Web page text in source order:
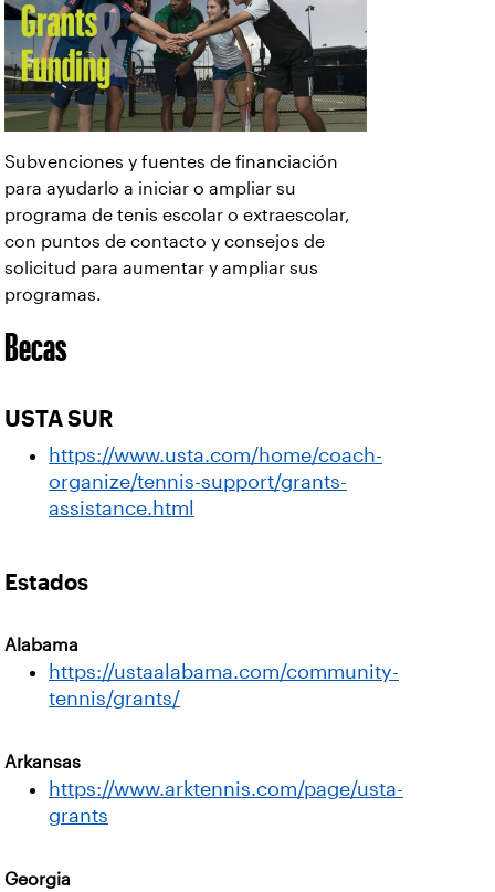
Subvenciones y fuentes de financiación
para ayudarlo a iniciar o ampliar su
programa de tenis escolar o extraescolar,
con puntos de contacto y consejos de
solicitud para aumentar y ampliar sus
programas.
Becas
USTA SUR
https://www.usta.com/home/coach-
organize/tennis-support/grants-
assistance.html
Estados
Alabama
https://ustaalabama.com/community-
tennis/grants/
Arkansas
https://www.arktennis.com/page/usta-
grants
Georgia